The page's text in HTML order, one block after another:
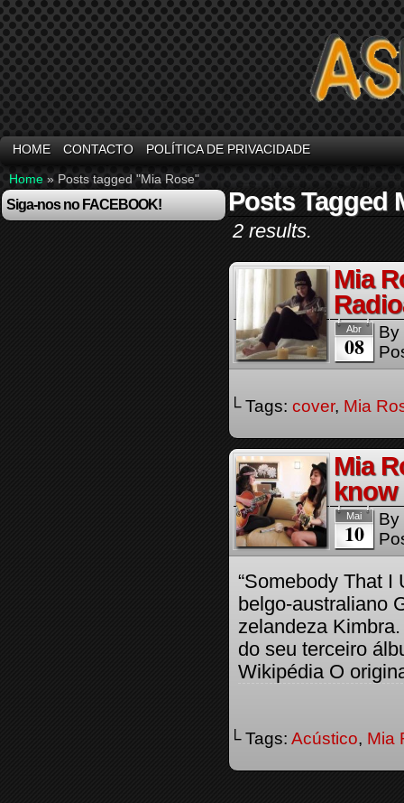
HOME CONTACTO POLÍTICA DE PRIVACIDADE
Home » Posts tagged "Mia Rose"
Siga-nos no FACEBOOK! Posts Tagged
2 results.
Mia
Abr
08
By
└ Tags: cover, Mia
Mia
know
Mai
10
By
“Somebody That I
belgo-australiano
zelandeza
do seu terceiro
Wikipédia O
└ Tags: Acústico, Mia